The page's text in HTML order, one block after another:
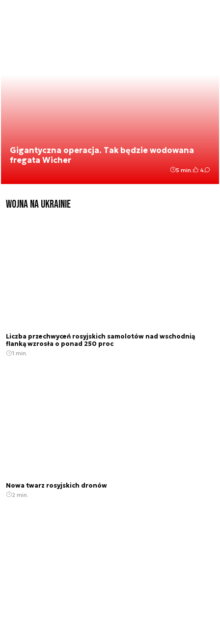
Gigantyczna operacja. Tak będzie wodowana
fregata Wicher
5 min. 4
Wojna na Ukrainie
Liczba przechwyceń rosyjskich samolotów nad wschodnią
flanką wzrosła o ponad 250 proc
1 min.
Nowa twarz rosyjskich dronów
2 min.